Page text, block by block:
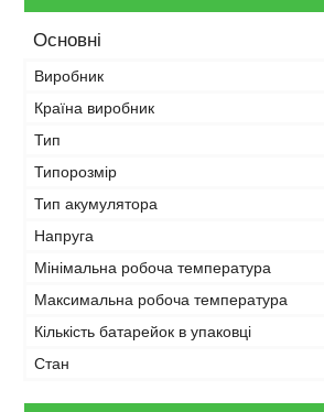
Основні
Виробник
Країна виробник
Тип
Типорозмір
Тип акумулятора
Напруга
Мінімальна робоча температура
Максимальна робоча температура
Кількість батарейок в упаковці
Стан